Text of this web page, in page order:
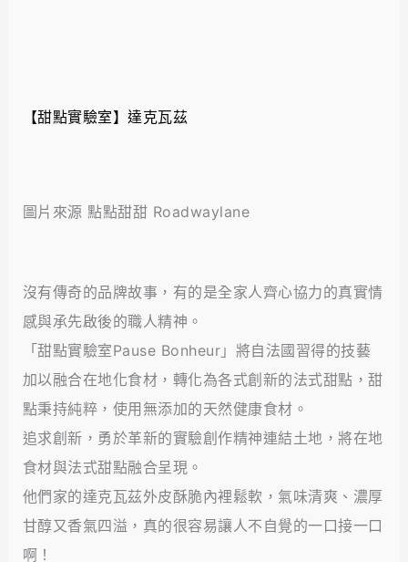
【甜點實驗室】達克瓦茲
圖片來源 點點甜甜 Roadwaylane
沒有傳奇的品牌故事，有的是全家人齊心協力的真實情
感與承先啟後的職人精神。
「甜點實驗室Pause Bonheur」將自法國習得的技藝
加以融合在地化食材，轉化為各式創新的法式甜點，甜
點秉持純粹，使用無添加的天然健康食材。
追求創新，勇於革新的實驗創作精神連結土地，將在地
食材與法式甜點融合呈現。
他們家的達克瓦茲外皮酥脆內裡鬆軟，氣味清爽、濃厚
甘醇又香氣四溢，真的很容易讓人不自覺的一口接一口
啊！